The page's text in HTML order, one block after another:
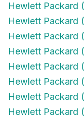
Hewlett Packard
Hewlett Packard
Hewlett Packard
Hewlett Packard
Hewlett Packard
Hewlett Packard
Hewlett Packard
Hewlett Packard